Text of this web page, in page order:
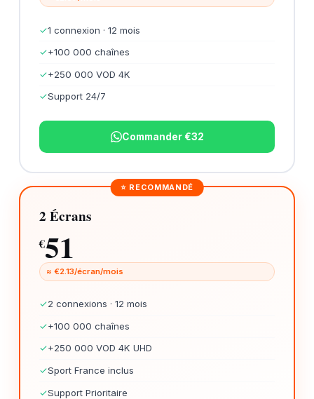
✓1 connexion · 12 mois
✓+100 000 chaînes
✓+250 000 VOD 4K
✓Support 24/7
Commander €32
⭐ RECOMMANDÉ
2 Écrans
€51
≈ €2.13/écran/mois
✓2 connexions · 12 mois
✓+100 000 chaînes
✓+250 000 VOD 4K UHD
✓Sport France inclus
✓Support Prioritaire